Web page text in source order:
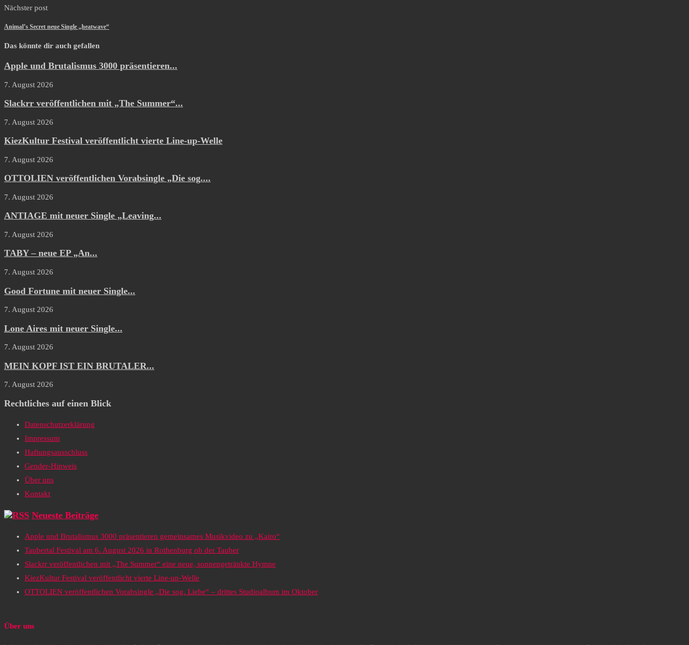
Nächster post
Animal’s Secret neue Single „heatwave“
Das könnte dir auch gefallen
Apple und Brutalismus 3000 präsentieren...
7. August 2026
Slackrr veröffentlichen mit „The Summer“...
7. August 2026
KiezKultur Festival veröffentlicht vierte Line-up-Welle
7. August 2026
OTTOLIEN veröffentlichen Vorabsingle „Die sog....
7. August 2026
ANTIAGE mit neuer Single „Leaving...
7. August 2026
TABY – neue EP „An...
7. August 2026
Good Fortune mit neuer Single...
7. August 2026
Lone Aires mit neuer Single...
7. August 2026
MEIN KOPF IST EIN BRUTALER...
7. August 2026
Rechtliches auf einen Blick
Datenschutzerklärung
Impressum
Haftungsausschluss
Gender-Hinweis
Über uns
Kontakt
Neueste Beiträge
Apple und Brutalismus 3000 präsentieren gemeinsames Musikvideo zu „Kairo“
Taubertal Festival am 6. August 2026 in Rothenburg ob der Tauber
Slackrr veröffentlichen mit „The Summer“ eine neue, sonnengetränkte Hymne
KiezKultur Festival veröffentlicht vierte Line-up-Welle
OTTOLIEN veröffentlichen Vorabsingle „Die sog. Liebe“ – drittes Studioalbum im Oktober
Über uns